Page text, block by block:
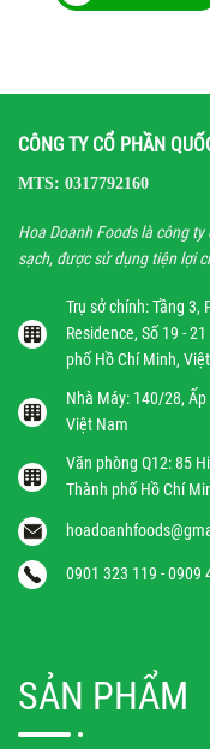
CÔNG TY CỔ PHẦN
MTS: 0317792160
Hoa Doanh Foods là công
sạch, được sử dụng tiện lợi
Trụ sở chính: Tầng 3,
Residence, Số 19 -
phố Hồ Chí Minh,
Nhà Máy: 140/28,
Việt Nam
Văn phòng Q12: 85
Thành phố Hồ Chí
0901 323 119 - 0909
SẢN PHẨM